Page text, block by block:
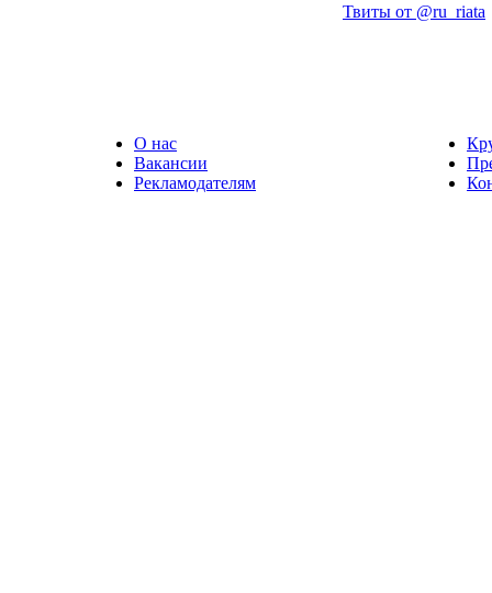
Твиты от @ru_riata
О нас
Вакансии
Рекламодателям